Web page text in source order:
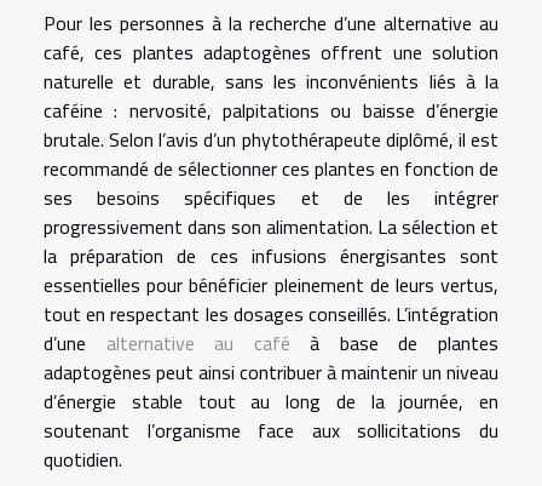
Pour les personnes à la recherche d’une alternative au
café, ces plantes adaptogènes offrent une solution
naturelle et durable, sans les inconvénients liés à la
caféine : nervosité, palpitations ou baisse d’énergie
brutale. Selon l’avis d’un phytothérapeute diplômé, il est
recommandé de sélectionner ces plantes en fonction de
ses besoins spécifiques et de les intégrer
progressivement dans son alimentation. La sélection et
la préparation de ces infusions énergisantes sont
essentielles pour bénéficier pleinement de leurs vertus,
tout en respectant les dosages conseillés. L’intégration
d’une alternative au café à base de plantes
adaptogènes peut ainsi contribuer à maintenir un niveau
d’énergie stable tout au long de la journée, en
soutenant l’organisme face aux sollicitations du
quotidien.